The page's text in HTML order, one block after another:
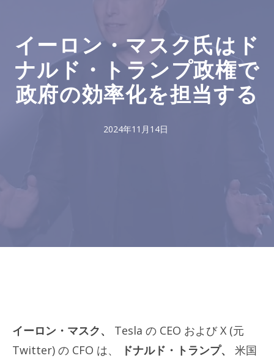
イーロン・マスク氏はド
ナルド・トランプ政権で
政府の効率化を担当する
2024年11月14日
イーロン・マスク、 Tesla の CEO および X (元
Twitter) の CFO は、
ドナルド・トランプ、
米国